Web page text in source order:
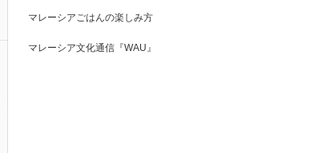
マレーシアごはんの楽しみ方
マレーシア文化通信『WAU』